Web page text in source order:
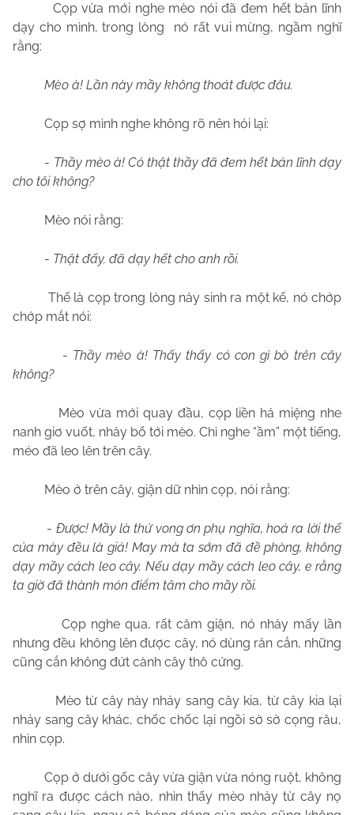
Cọp vừa mới nghe mèo nói đã đem hết bản lĩnh
dạy cho mình, trong lòng
nó rất vui mừng, ngầm nghĩ
rằng:
Mèo à! Lần này mầy không thoát được đâu.
Cọp sợ mình nghe không rõ nên hỏi lại:
- Thầy mèo à! Có thật thầy đã đem hết bản lĩnh dạy
cho tôi không?
Mèo nói rằng:
- Thật đấy. đã dạy hết cho anh rồi.
Thế là cọp trong lòng nảy sinh ra một kế, nó chớp
chớp mắt nói:
- Thầy mèo à! Thấy thấy có con gì bò trên cây
không?
Mèo vừa mới quay đầu, cọp liền há miệng nhe
nanh giơ vuốt, nhảy bổ tới mèo. Chỉ nghe “ầm” một tiếng,
méo đã leo lên trên cây.
Mèo ở trên cây, giận dữ nhìn cọp, nói rằng:
- Được! Mầy là thứ vong ơn phụ nghĩa, hoá ra lời thế
của mày đều là giả! May mà ta sớm đã đề phòng, không
dạy mầy cách leo cây. Nếu dạy mầy cách leo cây, e rằng
ta giờ đã thành món điểm tâm cho mầy rồi.
Cọp nghe qua, rất căm giận, nó nhảy mấy lần
nhưng đều không lên được cây, nó dùng răn cắn, những
cũng cắn không đứt cành cây thô cứng.
Mèo từ cây này nhảy sang cây kia, từ cây kia lại
nhảy sang cây khác, chốc chốc lại ngồi sờ sờ cọng râu,
nhìn cọp.
Cọp ở dưới gốc cây vừa giận vừa nóng ruột, không
nghĩ ra được cách nào, nhìn thấy mèo nhảy từ cây nọ